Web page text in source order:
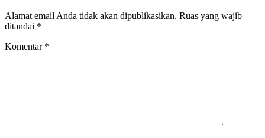
Alamat email Anda tidak akan dipublikasikan. Ruas yang wajib
ditandai *
Komentar *